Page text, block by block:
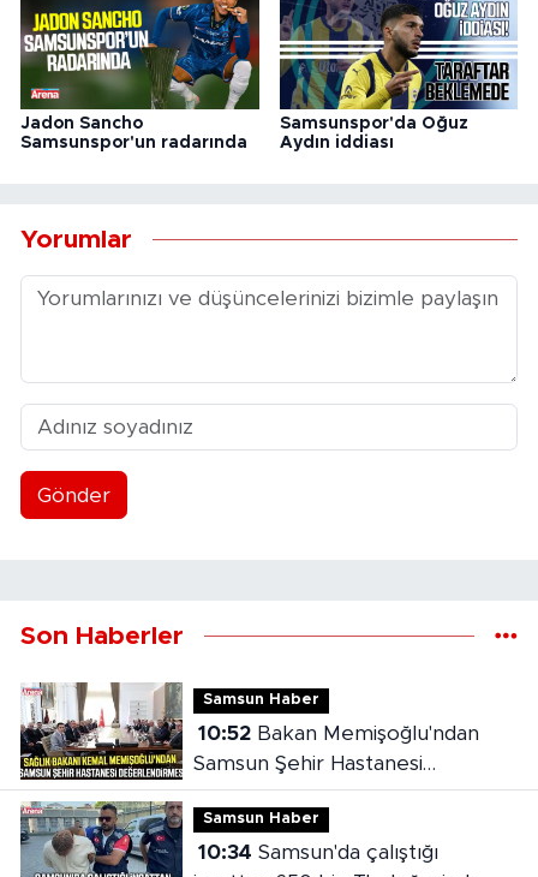
Jadon Sancho
Samsunspor'un radarında
Samsunspor'da Oğuz
Aydın iddiası
Yorumlar
Gönder
Son Haberler
Samsun Haber
10:52Bakan Memişoğlu'ndan
Samsun Şehir Hastanesi
değerlendirmesi
Samsun Haber
10:34